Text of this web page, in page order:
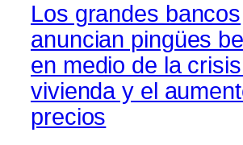
Los grandes bancos
anuncian pingües
en medio de la
vivienda y el
precios